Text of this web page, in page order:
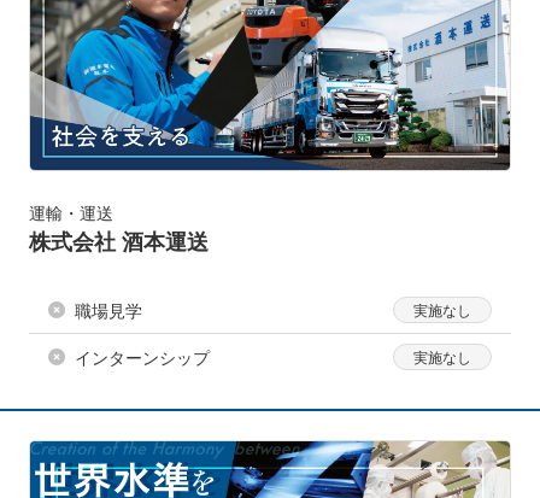
運輸・運送
株式会社 酒本運送
職場見学
インターンシップ